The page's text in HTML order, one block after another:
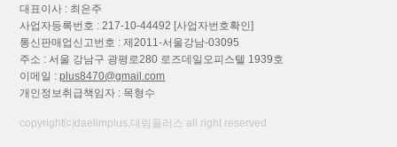
대표이사 : 최은주
사업자등록번호 : 217-10-44492 [사업자번호확인]
통신판매업신고번호 : 제2011-서울강남-03095
주소 : 서울 강남구 광평로280 로즈데일오피스텔 1939호
이메일 :plus8470@gmail.com
개인정보취급책임자 : 목형수
copyright⒞daelimplus,대림플러스 all right reserved